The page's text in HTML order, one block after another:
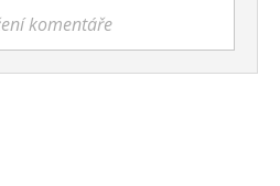
komentáře